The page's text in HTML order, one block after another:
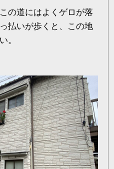
の道にはよくゲロが落
払いが歩くと、この地
。